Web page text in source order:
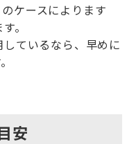
ケースによります
。
ているなら、早めに
安